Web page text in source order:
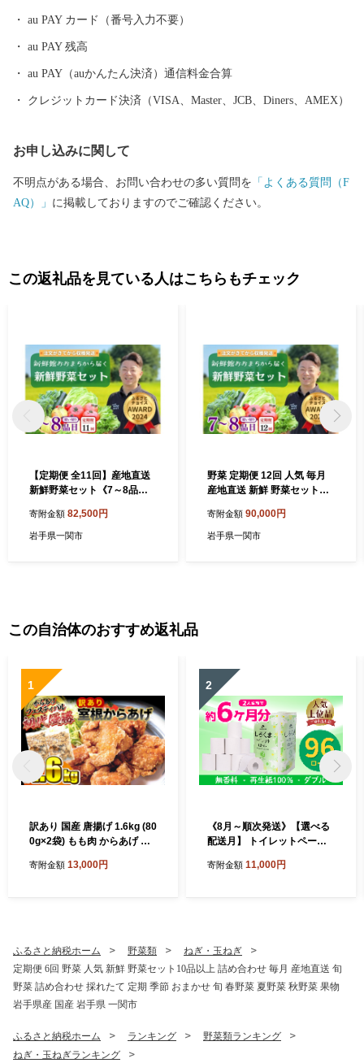
合併、平成23年９月に編入合併し現在に至っています。 ◆自然
本市は、四季折々に多彩な表情を示すめぐみ豊かな自然に包まれ
ています。 市の西側にある栗駒山の周囲には深い森が広がり、
穏やかな隆起準平原で、なだらかな高原には牧場が各所に開かれ
「平泉」の関連資産である骨寺村荘園遺跡があるほか、平泉文化
神社祭のマツリバ行事、県内有数の規模を誇る川崎地域の花火大
会、奇祭として知られる大東大原水かけ祭りや縄文の野焼きを再
現した藤沢野焼祭など各地で行われる独特の祭りも豊富です。
古くから冠婚葬祭や農作業の節目、季節の行事などの場面で、も
ちをついてふるまう「もち食文化」があります。
au PAY カード（番号入力不要）
au PAY 残高
au PAY（auかんたん決済）通信料金合算
クレジットカード決済（VISA、Master、JCB、Diners、AMEX）
お申し込みに関して
不明点がある場合、お問い合わせの多い質問を 「よくある質問（F
AQ）」 に掲載しておりますのでご確認ください。
この返礼品を見ている人はこちらもチェック
【定期便 全11回】産地直送
新鮮野菜セット《7～8品》
定期便 季節 野菜 おまかせ 旬
春野菜 夏野菜 秋野菜 果物 新
寄附金額 82,500円
岩手県一関市
野菜 定期便 12回 人気 毎月
産地直送 新鮮 野菜セット《7
野菜 詰め合わせ 採れたて 季
節 おまかせ 旬 春野菜 夏野菜
寄附金額 90,000円
岩手県一関市
この自治体のおすすめ返礼品
1
訳あり 国産 唐揚げ 1.6kg (80
0g×2袋) もも肉 からあげ か
品 お弁当 弁当 おかず 惣菜
寄附金額 13,000円
2
《8月～順次発送》【選べる
配送月】 トイレットペーパ
12ロール×8 ふるさと納税 ト
送料無料 岩手県 一関市
寄附金額 11,000円
ふるさと納税ホーム 野菜類
ねぎ・玉ねぎ
定期便 6回 野菜 人気 新鮮 野菜セット10品以上 詰め合わせ 毎月 産地直送 旬
野菜 詰め合わせ 採れたて 定期 季節 おまかせ 旬 春野菜 夏野菜 秋野菜 果物
岩手県産 国産 岩手県 一関市
ふるさと納税ホーム ランキング
野菜類ランキング
ねぎ・玉ねぎランキング